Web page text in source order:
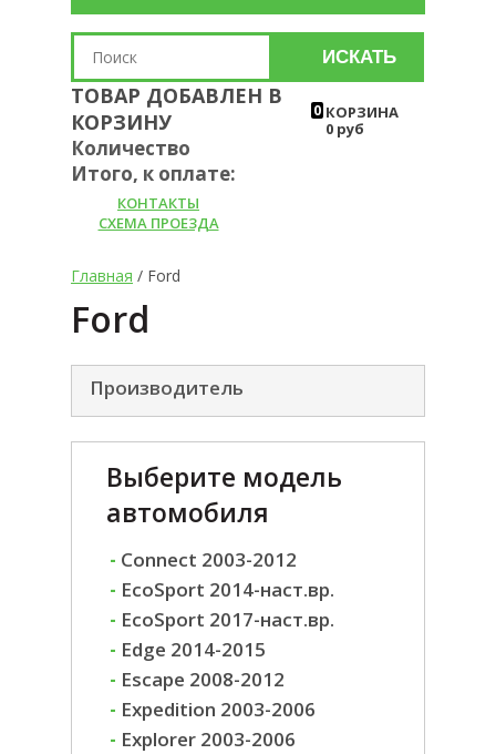
ИСКАТЬ
КОРЗИНА
0 руб
0
ТОВАР ДОБАВЛЕН В
КОРЗИНУ
Количество
Итого, к оплате:
КОНТАКТЫ
СХЕМА ПРОЕЗДА
Главная / Ford
Ford
Производитель
Выберите модель
автомобиля
- Connect 2003-2012
- EcoSport 2014-наст.вр.
- EcoSport 2017-наст.вр.
- Edge 2014-2015
- Escape 2008-2012
- Expedition 2003-2006
- Explorer 2003-2006